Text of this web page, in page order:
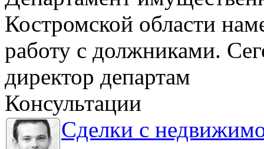
Костромской области
работу с должниками.
директор департам
Консультации
Сделки с